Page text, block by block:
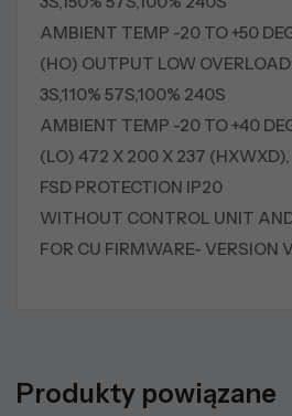
AMBIENT TEMP -20 TO +50
(HO) OUTPUT LOW
3S,110% 57S,100% 240S
AMBIENT TEMP -20 TO +40
(LO) 472 X 200 X 237 (HXWXD),
FSD PROTECTION IP20
WITHOUT CONTROL UNIT
FOR CU FIRMWARE- VERSION
Produkty powiązane